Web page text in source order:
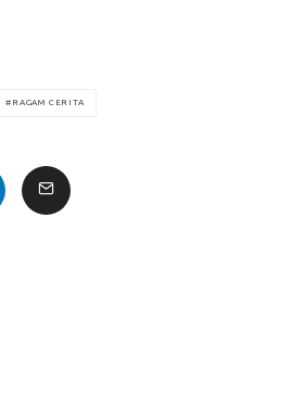
RAGAM CERITA